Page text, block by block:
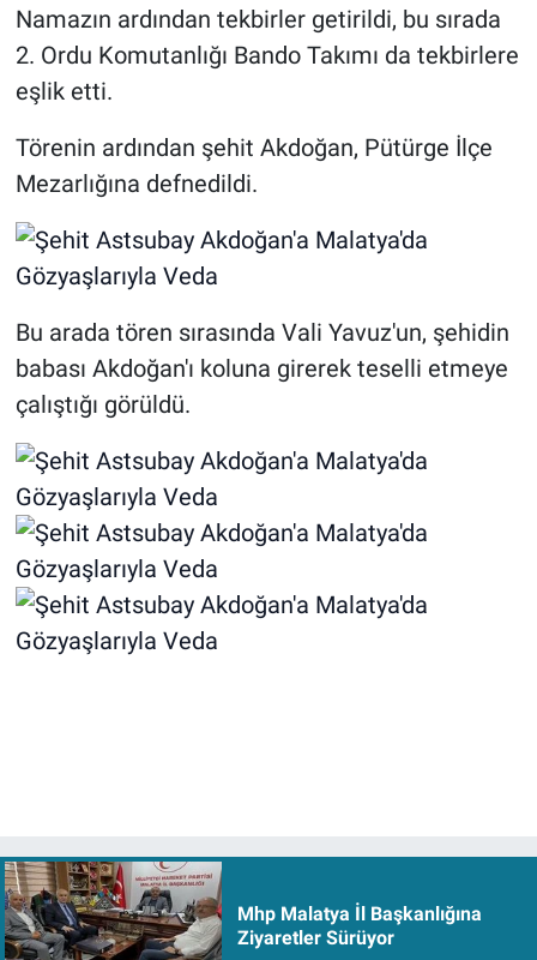
Namazın ardından tekbirler getirildi, bu sırada
2. Ordu Komutanlığı Bando Takımı da tekbirlere
eşlik etti.
Törenin ardından şehit Akdoğan, Pütürge İlçe
Mezarlığına defnedildi.
Bu arada tören sırasında Vali Yavuz'un, şehidin
babası Akdoğan'ı koluna girerek teselli etmeye
çalıştığı görüldü.
Mhp Malatya İl Başkanlığına
Ziyaretler Sürüyor